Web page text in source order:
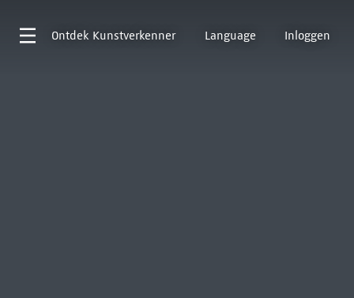
Ontdek Kunstverkenner Language Inloggen